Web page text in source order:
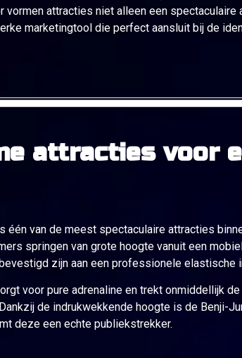
vormen attracties niet alleen een spectaculaire
marketingtool die perfect aansluit bij de
attracties voor
één van de meest spectaculaire attracties
springen van grote hoogte vanuit een
zijn aan een professionele elastische
voor pure adrenaline en trekt onmiddellijk de
de indrukwekkende hoogte is de Benji-
deze een echte publiekstrekker.